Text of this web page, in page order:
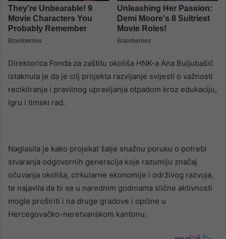
Direktorica Fonda za zaštitu okoliša HNK-a Ana Buljubašić
istaknula je da je cilj projekta razvijanje svijesti o važnosti
recikliranja i pravilnog upravljanja otpadom kroz edukaciju,
igru i timski rad.
Naglasila je kako projekat šalje snažnu poruku o potrebi
stvaranja odgovornih generacija koje razumiju značaj
očuvanja okoliša, cirkularne ekonomije i održivog razvoja,
te najavila da bi se u narednim godinama slične aktivnosti
mogle proširiti i na druge gradove i općine u
Hercegovačko-neretvanskom kantonu.